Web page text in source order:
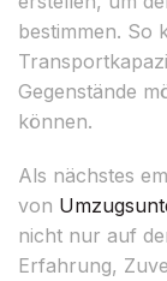
bestimmen. So
Gegenstände
können.
Als nächstes
von
nicht nur auf
Erfahrung,